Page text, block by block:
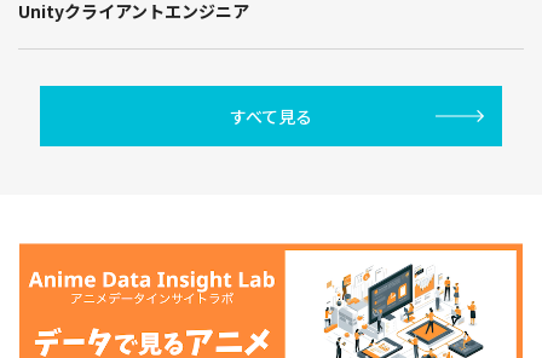
Unityクライアントエンジニア
すべて見る